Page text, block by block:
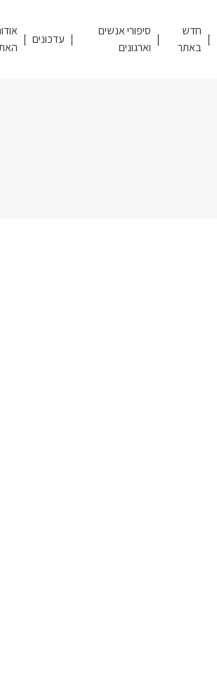
חדש
באתר
סיפורי אנשים
וארגונים
עדכונים